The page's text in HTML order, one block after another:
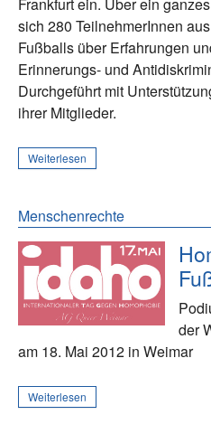
sich 280 TeilnehmerInnen
Fußballs über Erfahrungen
Erinnerungs- und
Durchgeführt mit
ihrer Mitglieder.
Weiterlesen
Menschenrechte
der
am 18. Mai 2012 in Weimar
Weiterlesen